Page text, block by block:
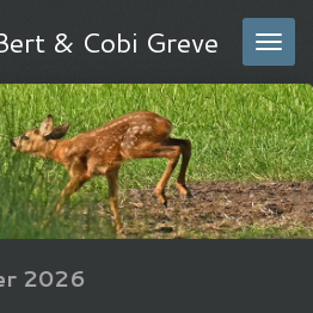
& Cobi Greve
2026